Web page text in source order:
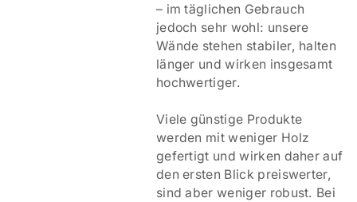
– im täglichen Gebrauch
jedoch sehr wohl: unsere
Wände stehen stabiler, halten
länger und wirken insgesamt
hochwertiger.
Viele günstige Produkte
werden mit weniger Holz
gefertigt und wirken daher auf
den ersten Blick preiswerter,
sind aber weniger robust. Bei